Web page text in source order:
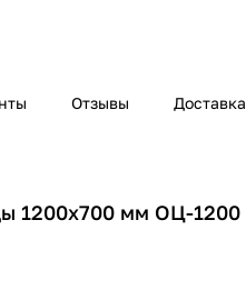
Отзывы Доставка
1200х700 мм ОЦ-1200